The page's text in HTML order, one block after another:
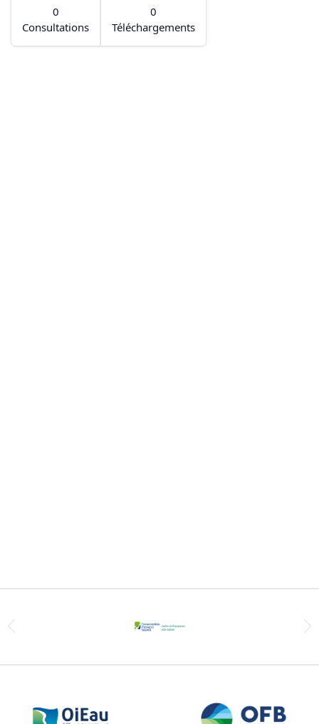
0
Consultations
0
Téléchargements